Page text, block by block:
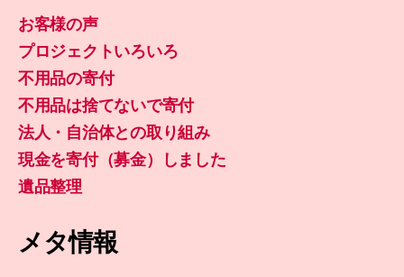
お客様の声
プロジェクトいろいろ
不用品の寄付
不用品は捨てないで寄付
法人・自治体との取り組み
現金を寄付（募金）しました
遺品整理
メタ情報